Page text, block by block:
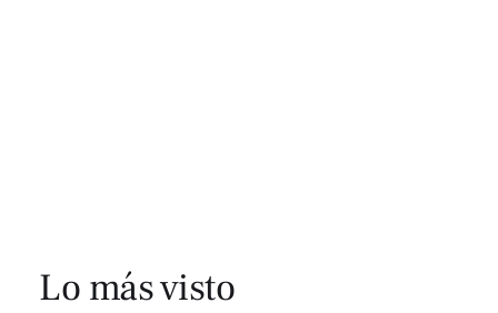
Lo más visto